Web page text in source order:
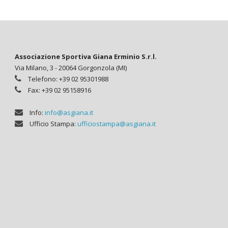
Associazione Sportiva Giana Erminio S.r.l.
Via Milano, 3 - 20064 Gorgonzola (MI)
Telefono: +39 02 95301988
Fax: +39 02 95158916
Info: info@asgiana.it
Ufficio Stampa: ufficiostampa@asgiana.it